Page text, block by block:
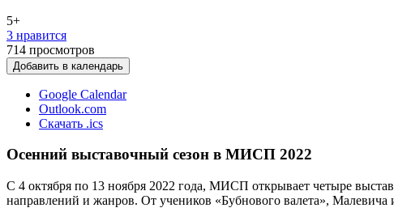
5+
3 нравится
714 просмотров
Добавить в календарь
Google Calendar
Outlook.com
Скачать .ics
Осенний выставочный сезон в МИСП 2022
С 4 октября по 13 ноября 2022 года, МИСП открывает четыре
направлений и жанров. От учеников «Бубнового валета»,